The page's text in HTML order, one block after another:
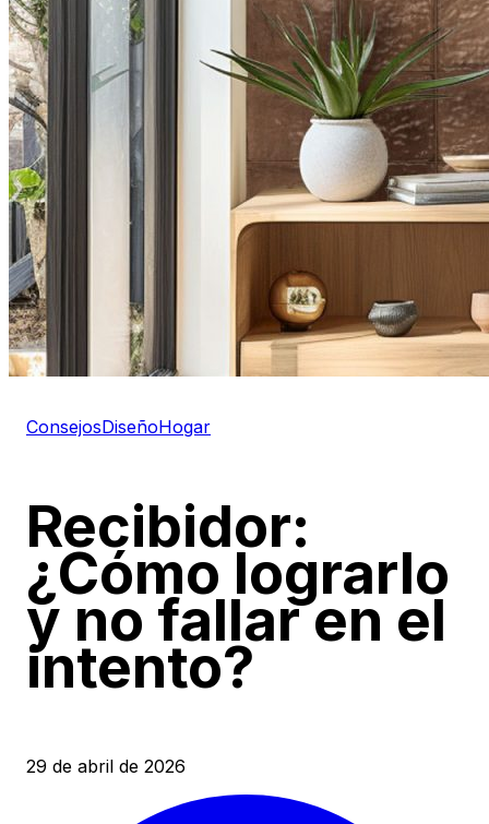
ConsejosDiseñoHogar
Recibidor:
¿Cómo lograrlo
y no fallar en el
intento?
29 de abril de 2026